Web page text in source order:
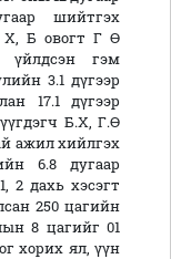
шийтгэх
Х, Б овогт Г Ө
үйлдсэн гэм
3.1 дүгээр
17.1 дүгээр
Б.Х, Г.Ө
ажил хийлгэх
6.8 дугаар
2 дахь хэсэгт
250 цагийн
8 цагийг 01
хорих ял, үүн